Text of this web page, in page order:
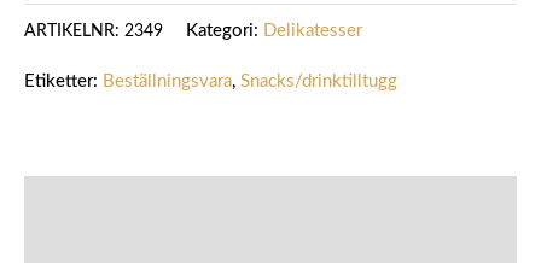
ARTIKELNR: 2349 Kategori: Delikatesser
Etiketter: Beställningsvara, Snacks/drinktilltugg